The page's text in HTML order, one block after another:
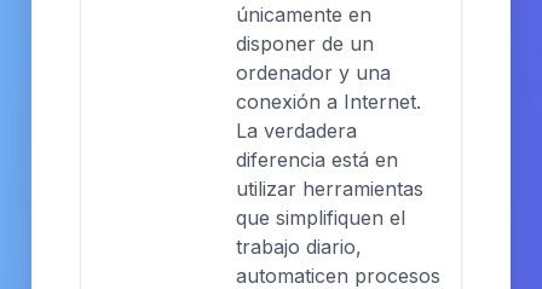
únicamente en
disponer de un
ordenador y una
conexión a Internet.
La verdadera
diferencia está en
utilizar herramientas
que simplifiquen el
trabajo diario,
automaticen procesos